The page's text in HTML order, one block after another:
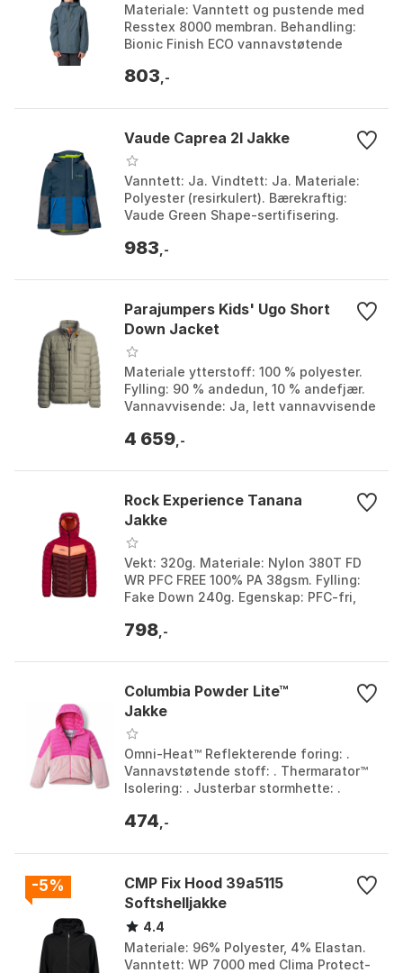
Materiale: Vanntett og pustende med
Resstex 8000 membran. Behandling:
Bionic Finish ECO vannavstøtende
tapede sømmer, vent...
803 ,-
Vaude Caprea 2l Jakke
Vanntett: Ja. Vindtett: Ja. Materiale:
Polyester (resirkulert). Bærekraftig:
Vaude Green Shape-sertifisering.
green. S...
983 ,-
Parajumpers Kids' Ugo Short
Down Jacket
Materiale ytterstoff: 100 % polyester.
Fylling: 90 % andedun, 10 % andefjær.
Vannavvisende: Ja, lett vannavvisende
Ventilasjon unde...
4 659 ,-
Rock Experience Tanana
Jakke
Vekt: 320g. Materiale: Nylon 380T FD
WR PFC FREE 100% PA 38gsm. Fylling:
Fake Down 240g. Egenskap: PFC-fri,
Farge: Cherries j...
798 ,-
Columbia Powder Lite™
Jakke
Omni-Heat™ Reflekterende foring: .
Vannavstøtende stoff: . Thermarator™
Isolering: . Justerbar stormhette: .
grey, Pink...
474 ,-
-5%
CMP Fix Hood 39a5115
Softshelljakke
4.4
Materiale: 96% Polyester, 4% Elastan.
Vanntett: WP 7000 med Clima Protect-